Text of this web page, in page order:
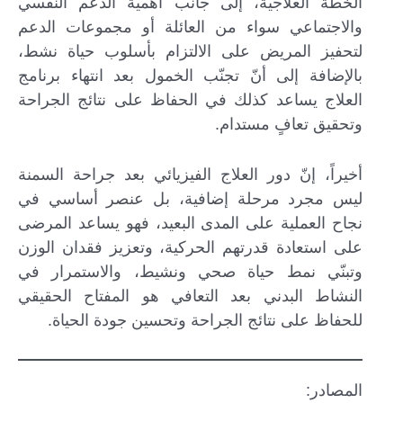
والاجتماعي سواء من العائلة أو مجموعات الدعم
لتحفيز المريض على الالتزام بأسلوب حياة نشط،
بالإضافة إلى أنّ تجنّب الخمول بعد انتهاء برنامج
العلاج يساعد كذلك في الحفاظ على نتائج الجراحة
وتحقيق تعافٍ مستدام.
أخيراً، إنّ دور العلاج الفيزيائي بعد جراحة السمنة
ليس مجرد مرحلة إضافية، بل عنصر أساسي في
نجاح العملية على المدى البعيد، فهو يساعد المرضى
على استعادة قدرتهم الحركية، وتعزيز فقدان الوزن
وتبنّي نمط حياة صحي ونشيط، والاستمرار في
النشاط البدني بعد التعافي هو المفتاح الحقيقي
للحفاظ على نتائج الجراحة وتحسين جودة الحياة.
المصادر: